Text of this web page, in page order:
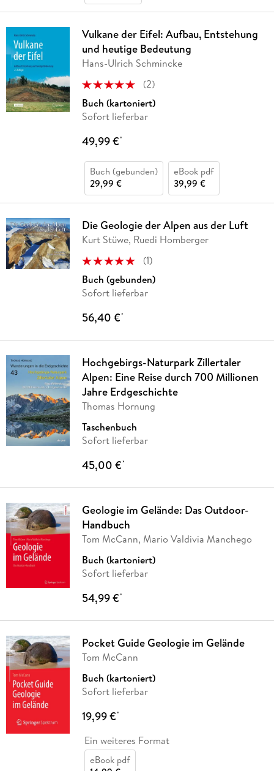
Vulkane der Eifel: Aufbau, Entstehung
und heutige Bedeutung
Hans-Ulrich Schmincke
(2)
Buch (kartoniert)
Sofort lieferbar
49,99 €*
Buch (gebunden)
29,99 €
eBook pdf
39,99 €
Die Geologie der Alpen aus der Luft
Kurt Stüwe, Ruedi Homberger
(1)
Buch (gebunden)
Sofort lieferbar
56,40 €*
Hochgebirgs-Naturpark Zillertaler
Alpen: Eine Reise durch 700 Millionen
Jahre Erdgeschichte
Thomas Hornung
Taschenbuch
Sofort lieferbar
45,00 €*
Geologie im Gelände: Das Outdoor-
Handbuch
Tom McCann, Mario Valdivia Manchego
Buch (kartoniert)
Sofort lieferbar
54,99 €*
Pocket Guide Geologie im Gelände
Tom McCann
Buch (kartoniert)
Sofort lieferbar
19,99 €*
Ein weiteres Format
eBook pdf